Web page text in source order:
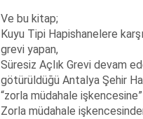
Ve bu kitap;
Kuyu Tipi Hapishanelere
grevi yapan,
Süresiz Açlık Grevi devam
götürüldüğü Antalya Şehir
“zorla müdahale
Zorla müdahale